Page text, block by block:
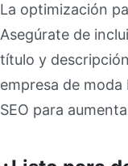
La optimización
Asegúrate de
título y
empresa de
SEO para